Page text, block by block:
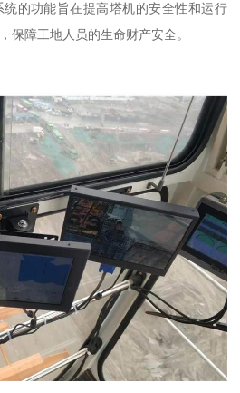
的功能旨在提高塔机的安全性和运行
保障工地人员的生命财产安全。